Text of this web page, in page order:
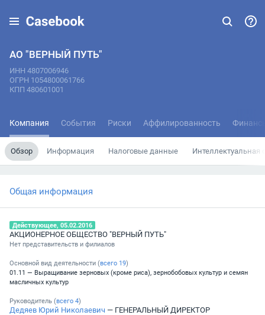
АО "ВЕРНЫЙ ПУТЬ"
ИНН 4807006946
ОГРН 1054800061766
КПП 480601001
Компания События Риски Аффилированность
Обзор Информация Налоговые данные Интеллектуальная
Общая информация
Действующее, 05.02.2016
АКЦИОНЕРНОЕ ОБЩЕСТВО "ВЕРНЫЙ ПУТЬ"
Нет представительств и филиалов
Основной вид деятельности (всего 19)
01.11 — Выращивание зерновых (кроме риса), зернобобовых культур и семян
масличных культур
Руководитель (всего 4)
Дедяев Юрий Николаевич — ГЕНЕРАЛЬНЫЙ ДИРЕКТОР